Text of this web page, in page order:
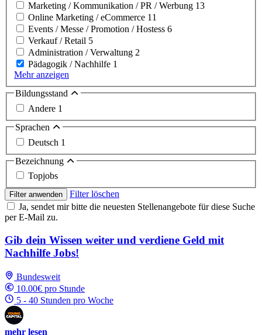
Marketing / Kommunikation / PR / Werbung 13
Online Marketing / eCommerce 11
Events / Messe / Promotion / Hostess 6
Verkauf / Retail 5
Administration / Verwaltung 2
Pädagogik / Nachhilfe 1
Mehr anzeigen
Bildungsstand
Andere 1
Sprachen
Deutsch 1
Bezeichnung
Topjobs
Filter anwenden
Filter löschen
Ja, sendet mir bitte die neuesten Stellenangebote für diese Suche
per E-Mail zu.
Gib dein Wissen weiter und verdiene Geld mit
Nachhilfe Jobs!
Bundesweit
10.00€ pro Stunde
5 - 40 Stunden pro Woche
mehr lesen